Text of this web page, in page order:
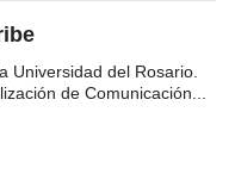
Universidad del Rosario.
de Comunicación